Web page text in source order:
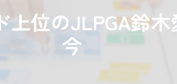
上位のJLPGA鈴
今